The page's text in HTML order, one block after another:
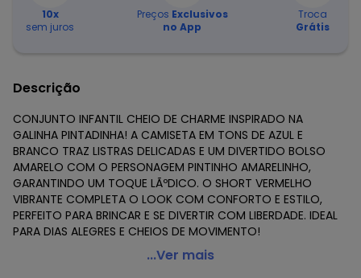
10x
sem juros
Preços Exclusivos
no App
Troca
Grátis
Descrição
CONJUNTO INFANTIL CHEIO DE CHARME INSPIRADO NA
GALINHA PINTADINHA! A CAMISETA EM TONS DE AZUL E
BRANCO TRAZ LISTRAS DELICADAS E UM DIVERTIDO BOLSO
AMARELO COM O PERSONAGEM PINTINHO AMARELINHO,
GARANTINDO UM TOQUE LÃºDICO. O SHORT VERMELHO
VIBRANTE COMPLETA O LOOK COM CONFORTO E ESTILO,
PERFEITO PARA BRINCAR E SE DIVERTIR COM LIBERDADE. IDEAL
PARA DIAS ALEGRES E CHEIOS DE MOVIMENTO!
Galinha Pintadinha - Conjunto Camiseta Shorts
...Ver mais